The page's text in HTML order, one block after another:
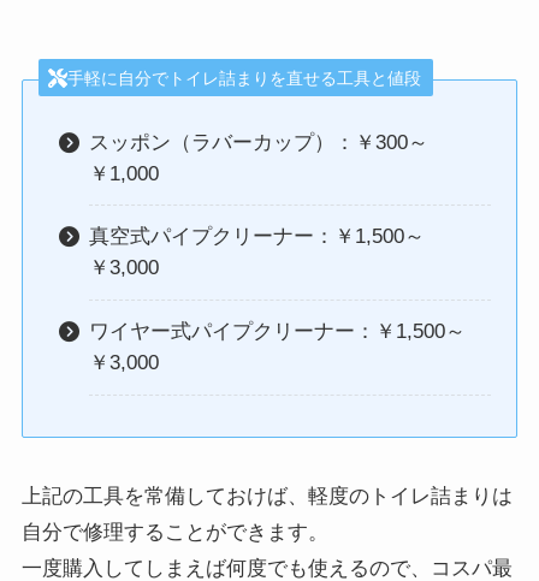
手軽に自分でトイレ詰まりを直せる工具と値段
スッポン（ラバーカップ）：￥300～
￥1,000
真空式パイプクリーナー：￥1,500～
￥3,000
ワイヤー式パイプクリーナー：￥1,500～
￥3,000
上記の工具を常備しておけば、軽度のトイレ詰まりは
自分で修理することができます。
一度購入してしまえば何度でも使えるので、コスパ最